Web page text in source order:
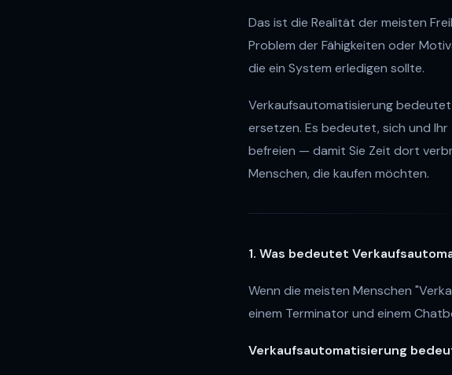
Das ist die Realität der meisten
Problem der Fähigkeiten oder
die ein System erledigen sollte.
Verkaufsautomatisierung
ersetzen. Es bedeutet, sich und
befreien — damit Sie Zeit dort
Menschen, die kaufen möchten.
1. Was bedeutet
Wenn die meisten Menschen
einem Terminator und einem
Verkaufsautomatisierung